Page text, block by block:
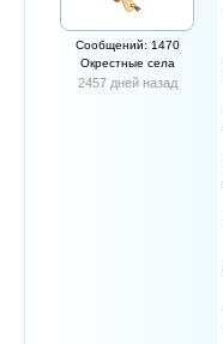
Сообщений: 1470
Окрестные села
2457 дней назад